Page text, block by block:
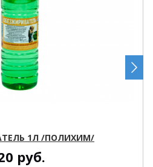
1Л /ПОЛИХИМ/
руб.